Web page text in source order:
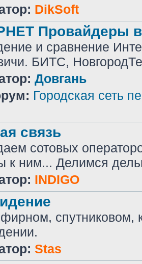
DikSoft
Провайдеры
и сравнение
БИТС,
Довгань
Городская сеть
связь
сотовых
к ним... Делимся
INDIGO
спутниковом,
Stas